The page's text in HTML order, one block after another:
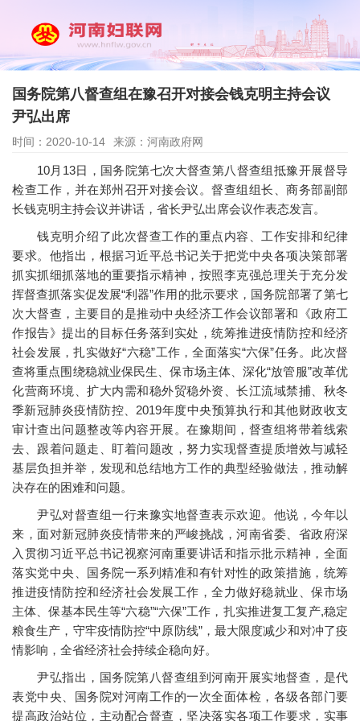
国务院第八督查组在豫召开对接会钱克明主持会议
尹弘出席
时间：2020-10-14 来源：河南政府网
10月13日，国务院第七次大督查第八督查组抵豫开展督导
检查工作，并在郑州召开对接会议。督查组组长、商务部副部
长钱克明主持会议并讲话，省长尹弘出席会议作表态发言。
钱克明介绍了此次督查工作的重点内容、工作安排和纪律
要求。他指出，根据习近平总书记关于把党中央各项决策部署
抓实抓细抓落地的重要指示精神，按照李克强总理关于充分发
挥督查抓落实促发展“利器”作用的批示要求，国务院部署了第七
次大督查，主要目的是推动中央经济工作会议部署和《政府工
作报告》提出的目标任务落到实处，统筹推进疫情防控和经济
社会发展，扎实做好“六稳”工作，全面落实“六保”任务。此次督
查将重点围绕稳就业保民生、保市场主体、深化“放管服”改革优
化营商环境、扩大内需和稳外贸稳外资、长江流域禁捕、秋冬
季新冠肺炎疫情防控、2019年度中央预算执行和其他财政收支
审计查出问题整改等内容开展。在豫期间，督查组将带着线索
去、跟着问题走、盯着问题改，努力实现督查提质增效与减轻
基层负担并举，发现和总结地方工作的典型经验做法，推动解
决存在的困难和问题。
尹弘对督查组一行来豫实地督查表示欢迎。他说，今年以
来，面对新冠肺炎疫情带来的严峻挑战，河南省委、省政府深
入贯彻习近平总书记视察河南重要讲话和指示批示精神，全面
落实党中央、国务院一系列精准和有针对性的政策措施，统筹
推进疫情防控和经济社会发展工作，全力做好稳就业、保市场
主体、保基本民生等“六稳”“六保”工作，扎实推进复工复产,稳定
粮食生产，守牢疫情防控“中原防线”，最大限度减少和对冲了疫
情影响，全省经济社会持续企稳向好。
尹弘指出，国务院第八督查组到河南开展实地督查，是代
表党中央、国务院对河南工作的一次全面体检，各级各部门要
提高政治站位，主动配合督查，坚决落实各项工作要求，实事